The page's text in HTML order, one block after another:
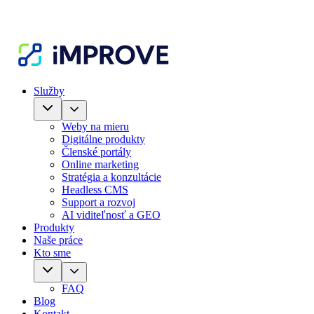
Služby
Weby na mieru
Digitálne produkty
Členské portály
Online marketing
Stratégia a konzultácie
Headless CMS
Support a rozvoj
AI viditeľnosť a GEO
Produkty
Naše práce
Kto sme
FAQ
Blog